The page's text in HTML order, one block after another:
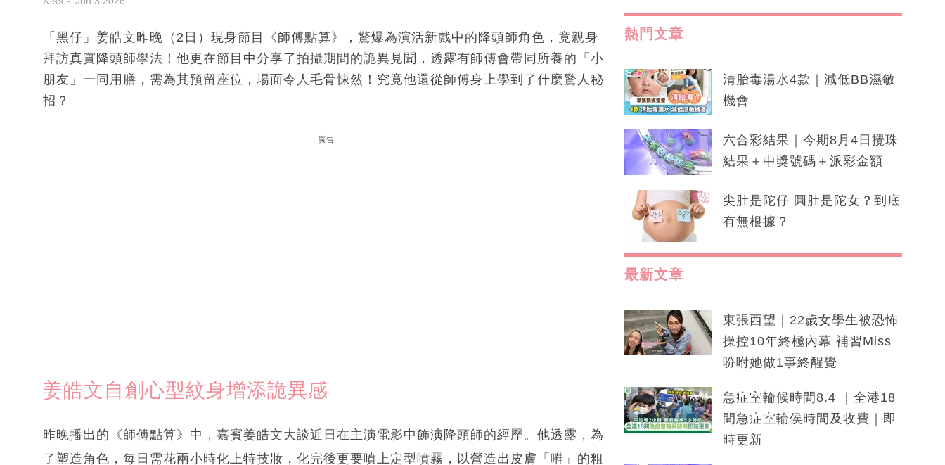
「黑仔」姜皓文昨晚（2日）現身節目《師傅點算》，驚爆為演活新戲中的降頭師角色，竟親身
拜訪真實降頭師學法！他更在節目中分享了拍攝期間的詭異見聞，透露有師傅會帶同所養的「小
朋友」一同用膳，需為其預留座位，場面令人毛骨悚然！究竟他還從師傅身上學到了什麼驚人秘
招？
廣告
姜皓文自創心型紋身增添詭異感
昨晚播出的《師傅點算》中，嘉賓姜皓文大談近日在主演電影中飾演降頭師的經歷。他透露，為
了塑造角色，每日需花兩小時化上特技妝，化完後更要噴上定型噴霧，以營造出皮膚「嚡」的粗
熱門文章
清胎毒湯水4款｜減低BB濕敏
機會
六合彩結果｜今期8月4日攪珠
結果＋中獎號碼＋派彩金額
尖肚是陀仔 圓肚是陀女？到底
有無根據？
最新文章
東張西望｜22歲女學生被恐怖
操控10年終極內幕 補習Miss
吩咐她做1事終醒覺
急症室輪候時間8.4 ｜全港18
間急症室輪侯時間及收費｜即
時更新